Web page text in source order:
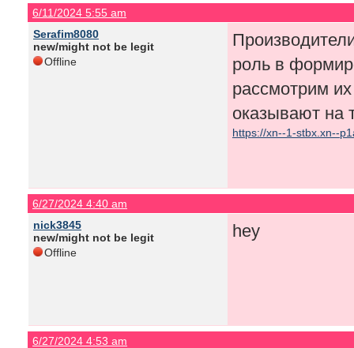
6/11/2024 5:55 am
Serafim8080
new/might not be legit
Offline
роль в
рассмотрим
оказывают на
https://xn--1-stbx.xn--
6/27/2024 4:40 am
nick3845
new/might not be legit
Offline
hey
6/27/2024 4:53 am